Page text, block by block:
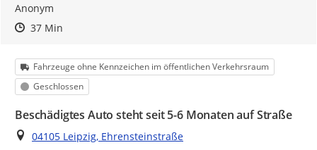
Anonym
Zeitpunkt des Erstellens
Zeitpunkt des Erstellens
37 MinZur Äußerung
Kategorie
Fahrzeuge ohne Kennzeichen im öffentlichen Verkehrsraum
Status
Geschlossen
Beschädigtes Auto steht seit 5-6 Monaten auf Straße
Ort
04105 Leipzig, Ehrensteinstraße